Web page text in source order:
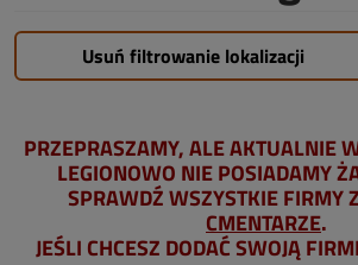
Usuń filtrowanie lokalizacji
PRZEPRASZAMY, ALE AKTUALNIE
LEGIONOWO NIE POSIADAMY
SPRAWDŹ WSZYSTKIE FIRMY
CMENTARZE.
JEŚLI CHCESZ DODAĆ SWOJĄ